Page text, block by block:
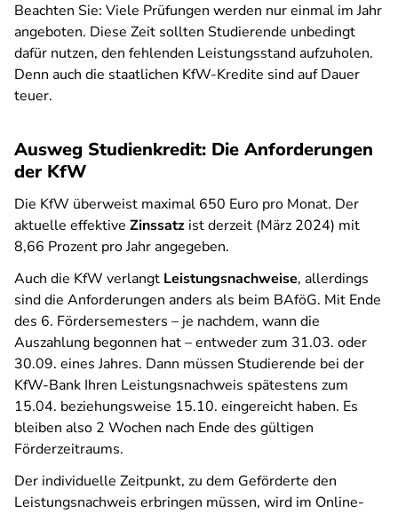
Beachten Sie: Viele Prüfungen werden nur einmal im Jahr
angeboten. Diese Zeit sollten Studierende unbedingt
dafür nutzen, den fehlenden Leistungsstand aufzuholen.
Denn auch die staatlichen KfW-Kredite sind auf Dauer
teuer.
Ausweg Studienkredit: Die Anforderungen
der KfW
Die KfW überweist maximal 650 Euro pro Monat. Der
aktuelle effektive Zinssatz ist derzeit (März 2024) mit
8,66 Prozent pro Jahr angegeben.
Auch die KfW verlangt Leistungsnachweise, allerdings
sind die Anforderungen anders als beim BAföG. Mit Ende
des 6. Fördersemesters – je nachdem, wann die
Auszahlung begonnen hat – entweder zum 31.03. oder
30.09. eines Jahres. Dann müssen Studierende bei der
KfW-Bank Ihren Leistungsnachweis spätestens zum
15.04. beziehungsweise 15.10. eingereicht haben. Es
bleiben also 2 Wochen nach Ende des gültigen
Förderzeitraums.
Der individuelle Zeitpunkt, zu dem Geförderte den
Leistungsnachweis erbringen müssen, wird im Online-